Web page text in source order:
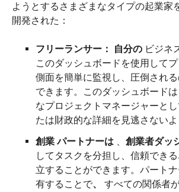
ようとするさまざまなタイプの起業家
開発された：
フリーランサー： 自分の ビジネ
このダッシュボードを使用して
側面を簡単に監視し、圧倒され
できます。このダッシュボード
なプロジェクトマネージャーと
たは財政的な詳細を見逃さないよ
創業パートナーは 、 創業者ダッ
してタスクを分担し、信頼でき
立することができます。パート
有することで、 すべての関係者